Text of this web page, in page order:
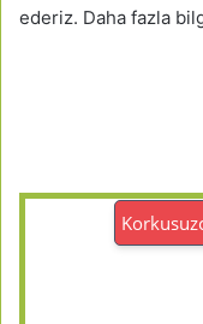
ederiz. Daha fazla